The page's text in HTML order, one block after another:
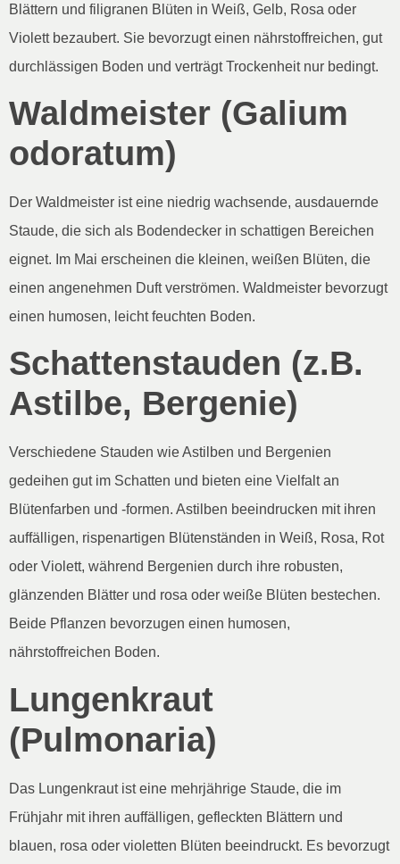
Blättern und filigranen Blüten in Weiß, Gelb, Rosa oder
Violett bezaubert. Sie bevorzugt einen nährstoffreichen, gut
durchlässigen Boden und verträgt Trockenheit nur bedingt.
Waldmeister (Galium
odoratum)
Der Waldmeister ist eine niedrig wachsende, ausdauernde
Staude, die sich als Bodendecker in schattigen Bereichen
eignet. Im Mai erscheinen die kleinen, weißen Blüten, die
einen angenehmen Duft verströmen. Waldmeister bevorzugt
einen humosen, leicht feuchten Boden.
Schattenstauden (z.B.
Astilbe, Bergenie)
Verschiedene Stauden wie Astilben und Bergenien
gedeihen gut im Schatten und bieten eine Vielfalt an
Blütenfarben und -formen. Astilben beeindrucken mit ihren
auffälligen, rispenartigen Blütenständen in Weiß, Rosa, Rot
oder Violett, während Bergenien durch ihre robusten,
glänzenden Blätter und rosa oder weiße Blüten bestechen.
Beide Pflanzen bevorzugen einen humosen,
nährstoffreichen Boden.
Lungenkraut
(Pulmonaria)
Das Lungenkraut ist eine mehrjährige Staude, die im
Frühjahr mit ihren auffälligen, gefleckten Blättern und
blauen, rosa oder violetten Blüten beeindruckt. Es bevorzugt